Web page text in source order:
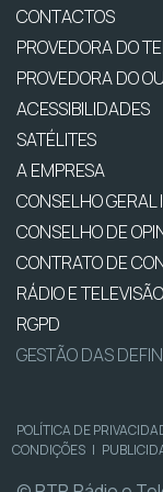
CONTACTOS
PROVEDORA DO
PROVEDORA DO
ACESSIBILIDADES
SATÉLITES
A EMPRESA
CONSELHO
CONSELHO DE
CONTRATO DE
RÁDIO E TELEVISÃO
RGPD
GESTÃO DAS
POLÍTICA DE
CONDIÇÕES |